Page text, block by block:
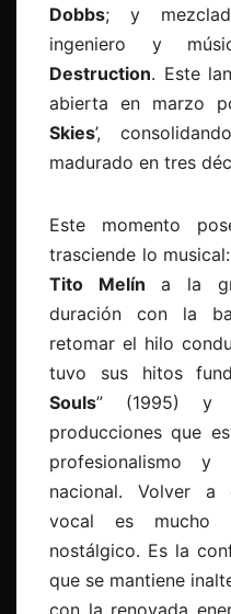
Dobbs; y
ingeniero y
Destruction. Este
abierta en marzo
Skies’,
madurado en tres
Este momento
trasciende lo
Tito Melín a la
duración con la
retomar el hilo
tuvo sus hitos
Souls” (1995) y
producciones que
profesionalismo
nacional. Volver a
vocal es mucho
nostálgico. Es la
que se mantiene
con la renovada